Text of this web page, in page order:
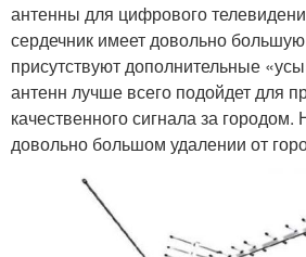
антенны для цифрового
сердечник имеет довольно
присутствуют дополнительные
антенн лучше всего подойдет для
качественного сигнала за
довольно большом удалении от